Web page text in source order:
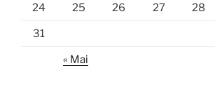
24 25 26 27 28
31
« Mai